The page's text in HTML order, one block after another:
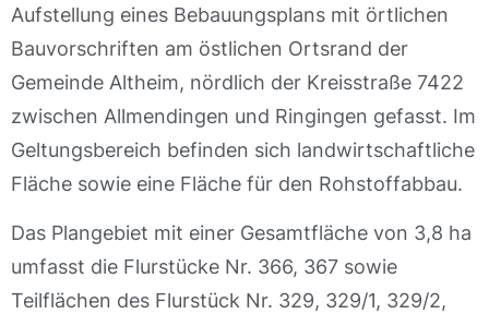
Aufstellung eines Bebauungsplans mit örtlichen
Bauvorschriften am östlichen Ortsrand der
Gemeinde Altheim, nördlich der Kreisstraße 7422
zwischen Allmendingen und Ringingen gefasst. Im
Geltungsbereich befinden sich landwirtschaftliche
Fläche sowie eine Fläche für den Rohstoffabbau.
Das Plangebiet mit einer Gesamtfläche von 3,8 ha
umfasst die Flurstücke Nr. 366, 367 sowie
Teilflächen des Flurstück Nr. 329, 329/1, 329/2,